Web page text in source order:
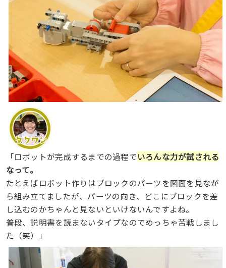
「ロボットが完成するまでの過程でいろんな力が試される
なって。
たとえばロボット作りはブロックのパーツを図面を見なが
ら組み立てましたが、パーツの向き、どこにブロックを差
し込むのかちゃんと見ないといけないんですよね。
普段、説明書を読まないタイプなのでめっちゃ苦戦しまし
た（笑）」